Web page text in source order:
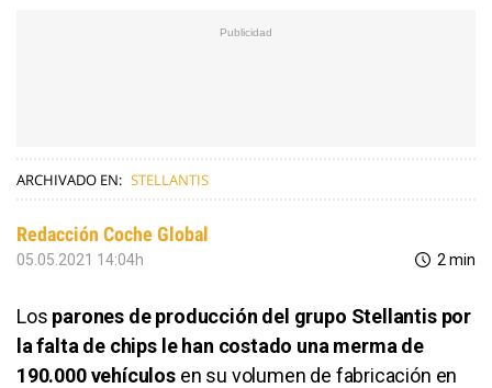
ARCHIVADO EN: STELLANTIS
Redacción Coche Global
05.05.2021 14:04h 2 min
Los parones de producción del grupo Stellantis por
la falta de chips le han costado una merma de
190.000 vehículosen su volumen de fabricación en